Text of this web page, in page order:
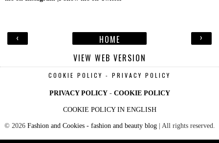
‹ ›
HOME
VIEW WEB VERSION
COOKIE POLICY - PRIVACY POLICY
PRIVACY POLICY- COOKIE POLICY
COOKIE POLICY IN ENGLISH
© 2026 Fashion and Cookies - fashion and beauty blog| All rights reserved.